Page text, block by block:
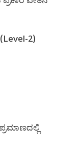
2)